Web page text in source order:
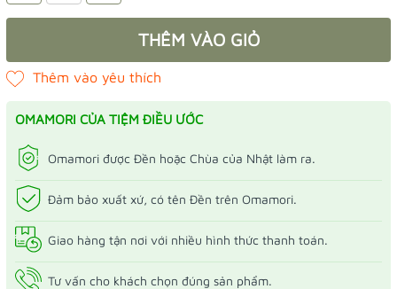
THÊM VÀO GIỎ
OMAMORI CỦA TIỆM ĐIỀU ƯỚC
Omamori được Đền hoặc Chùa của Nhật làm ra.
Đảm bảo xuất xứ, có tên Đền trên Omamori.
Giao hàng tận nơi với nhiều hình thức thanh toán.
Tư vấn cho khách chọn đúng sản phẩm.